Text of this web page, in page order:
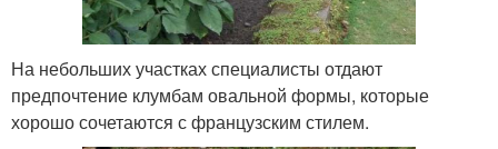
На небольших участках специалисты отдают
предпочтение клумбам овальной формы, которые
хорошо сочетаются с французским стилем.